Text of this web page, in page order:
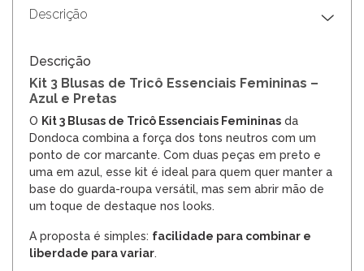
Descrição
Descrição
Kit 3 Blusas de Tricô Essenciais Femininas –
Azul e Pretas
O Kit 3 Blusas de Tricô Essenciais Femininas da
Dondoca combina a força dos tons neutros com um
ponto de cor marcante. Com duas peças em preto e
uma em azul, esse kit é ideal para quem quer manter a
base do guarda-roupa versátil, mas sem abrir mão de
um toque de destaque nos looks.
A proposta é simples: facilidade para combinar e
liberdade para variar.